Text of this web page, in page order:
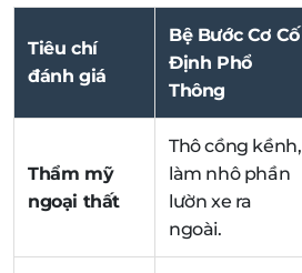
Tiêu chí
đánh giá
Bệ Bước Cơ Cố
Định Phổ
Thông
Thẩm mỹ
ngoại thất
Thô cồng kềnh,
làm nhô phần
lườn xe ra
ngoài.